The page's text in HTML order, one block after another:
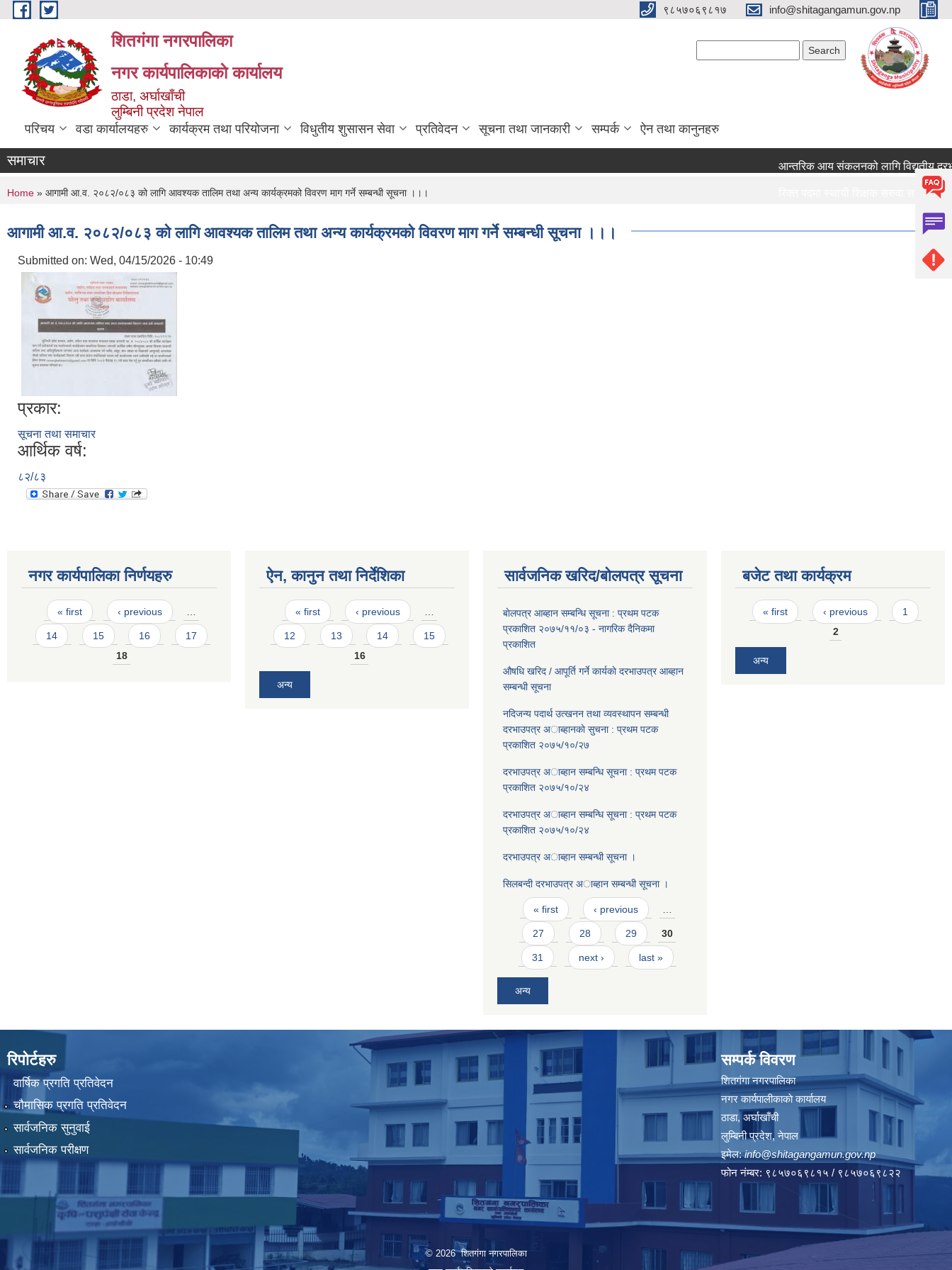
Skip to main content ९८५७०६९८१७ info@shitagangamun.gov.np
शितगंगा नगरपालिका
नगर कार्यपालिकाकाे कार्यालय
ठाडा, अर्घाखाँची
लुम्बिनी प्रदेश नेपाल
परिचय वडा कार्यालयहरु कार्यक्रम तथा परियोजना विधुतीय शुसासन सेवा प्रतिवेदन सूचना तथा जानकारी सम्पर्क ऐन तथा कानुनहरु
समाचार आन्तरिक आय संकलनको लागि विद्युतीय
रिक्त पदमा स्थायी शिक्षक सरुवा सम्बन्धमा ।।।
रिक्त पदमा स्थायी शिक्षक सरुवा सम्बन्धमा ।।।
You are here
Home » आगामी आ.व. २०८२/०८३ को लागि आवश्यक तालिम तथा अन्य कार्यक्रमको विवरण माग गर्ने सम्बन्धी सूचना ।।।
आगामी आ.व. २०८२/०८३ को लागि आवश्यक तालिम तथा अन्य कार्यक्रमको विवरण माग गर्ने सम्बन्धी सूचना ।।।
Submitted on: Wed, 04/15/2026 - 10:49
प्रकार:
सूचना तथा समाचार
आर्थिक वर्ष:
८२/८३
नगर कार्यपालिका निर्णयहरु
Pages
« first ‹ previous
14 15 16
17
18
ऐन, कानुन तथा निर्देशिका
Pages
« first ‹ previous
12 13 14
15
16
अन्य
सार्वजनिक खरिद/बोलपत्र सूचना
बाेलपत्र आब्हान सम्बन्धि सूचना : प्रथम पटक
प्रकाशित २०७५/११/०३ - नागरिक दैनिकमा
प्रकाशित
औषधि खरिद / आपूर्ति गर्ने कार्यकाे दरभाउपत्र आब्हान
सम्बन्धी सूचना
नदिजन्य पदार्थ उत्खनन तथा व्यवस्थापन सम्बन्धी
दरभाउपत्र अाब्हानकाे सुचना : प्रथम पटक
प्रकाशित २०७५/१०/२७
दरभाउपत्र अाब्हान सम्बन्धि सूचना : प्रथम पटक
प्रकाशित २०७५/१०/२४
दरभाउपत्र अाब्हान सम्बन्धि सूचना : प्रथम पटक
प्रकाशित २०७५/१०/२४
दरभाउपत्र अाब्हान सम्बन्धी सूचना ।
सिलबन्दी दरभाउपत्र अाब्हान सम्बन्धी सूचना ।
Pages
« first ‹ previous
27 28 29 30
31 next › last »
अन्य
बजेट तथा कार्यक्रम
Pages
« first ‹ previous
1
2
अन्य
रिपोर्टहरु
वार्षिक प्रगति प्रतिवेदन
चौमासिक प्रगति प्रतिवेदन
सार्वजनिक सुनुवाई
सार्वजनिक परीक्षण
सम्पर्क विवरण
शितगंगा नगरपालिका
नगर कार्यपालीकाकाे कार्यालय
ठाडा, अर्घाखाँची
लुम्बिनी प्रदेश, नेपाल
इमेल:info@shitagangamun.gov.np
फोन नंम्बर: ९८५७०६९८१५ / ९८५७०६९८२२
© 2026 शितगंगा नगरपालिका